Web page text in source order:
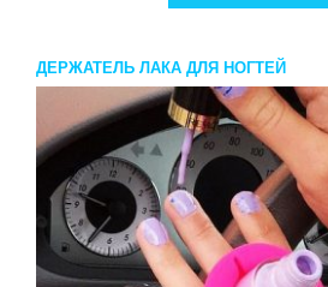
ДЕРЖАТЕЛЬ ЛАКА ДЛЯ НОГТЕЙ